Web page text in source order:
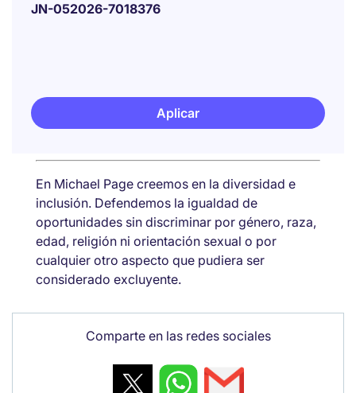
JN-052026-7018376
Aplicar
En Michael Page creemos en la diversidad e
inclusión. Defendemos la igualdad de
oportunidades sin discriminar por género, raza,
edad, religión ni orientación sexual o por
cualquier otro aspecto que pudiera ser
considerado excluyente.
Comparte en las redes sociales